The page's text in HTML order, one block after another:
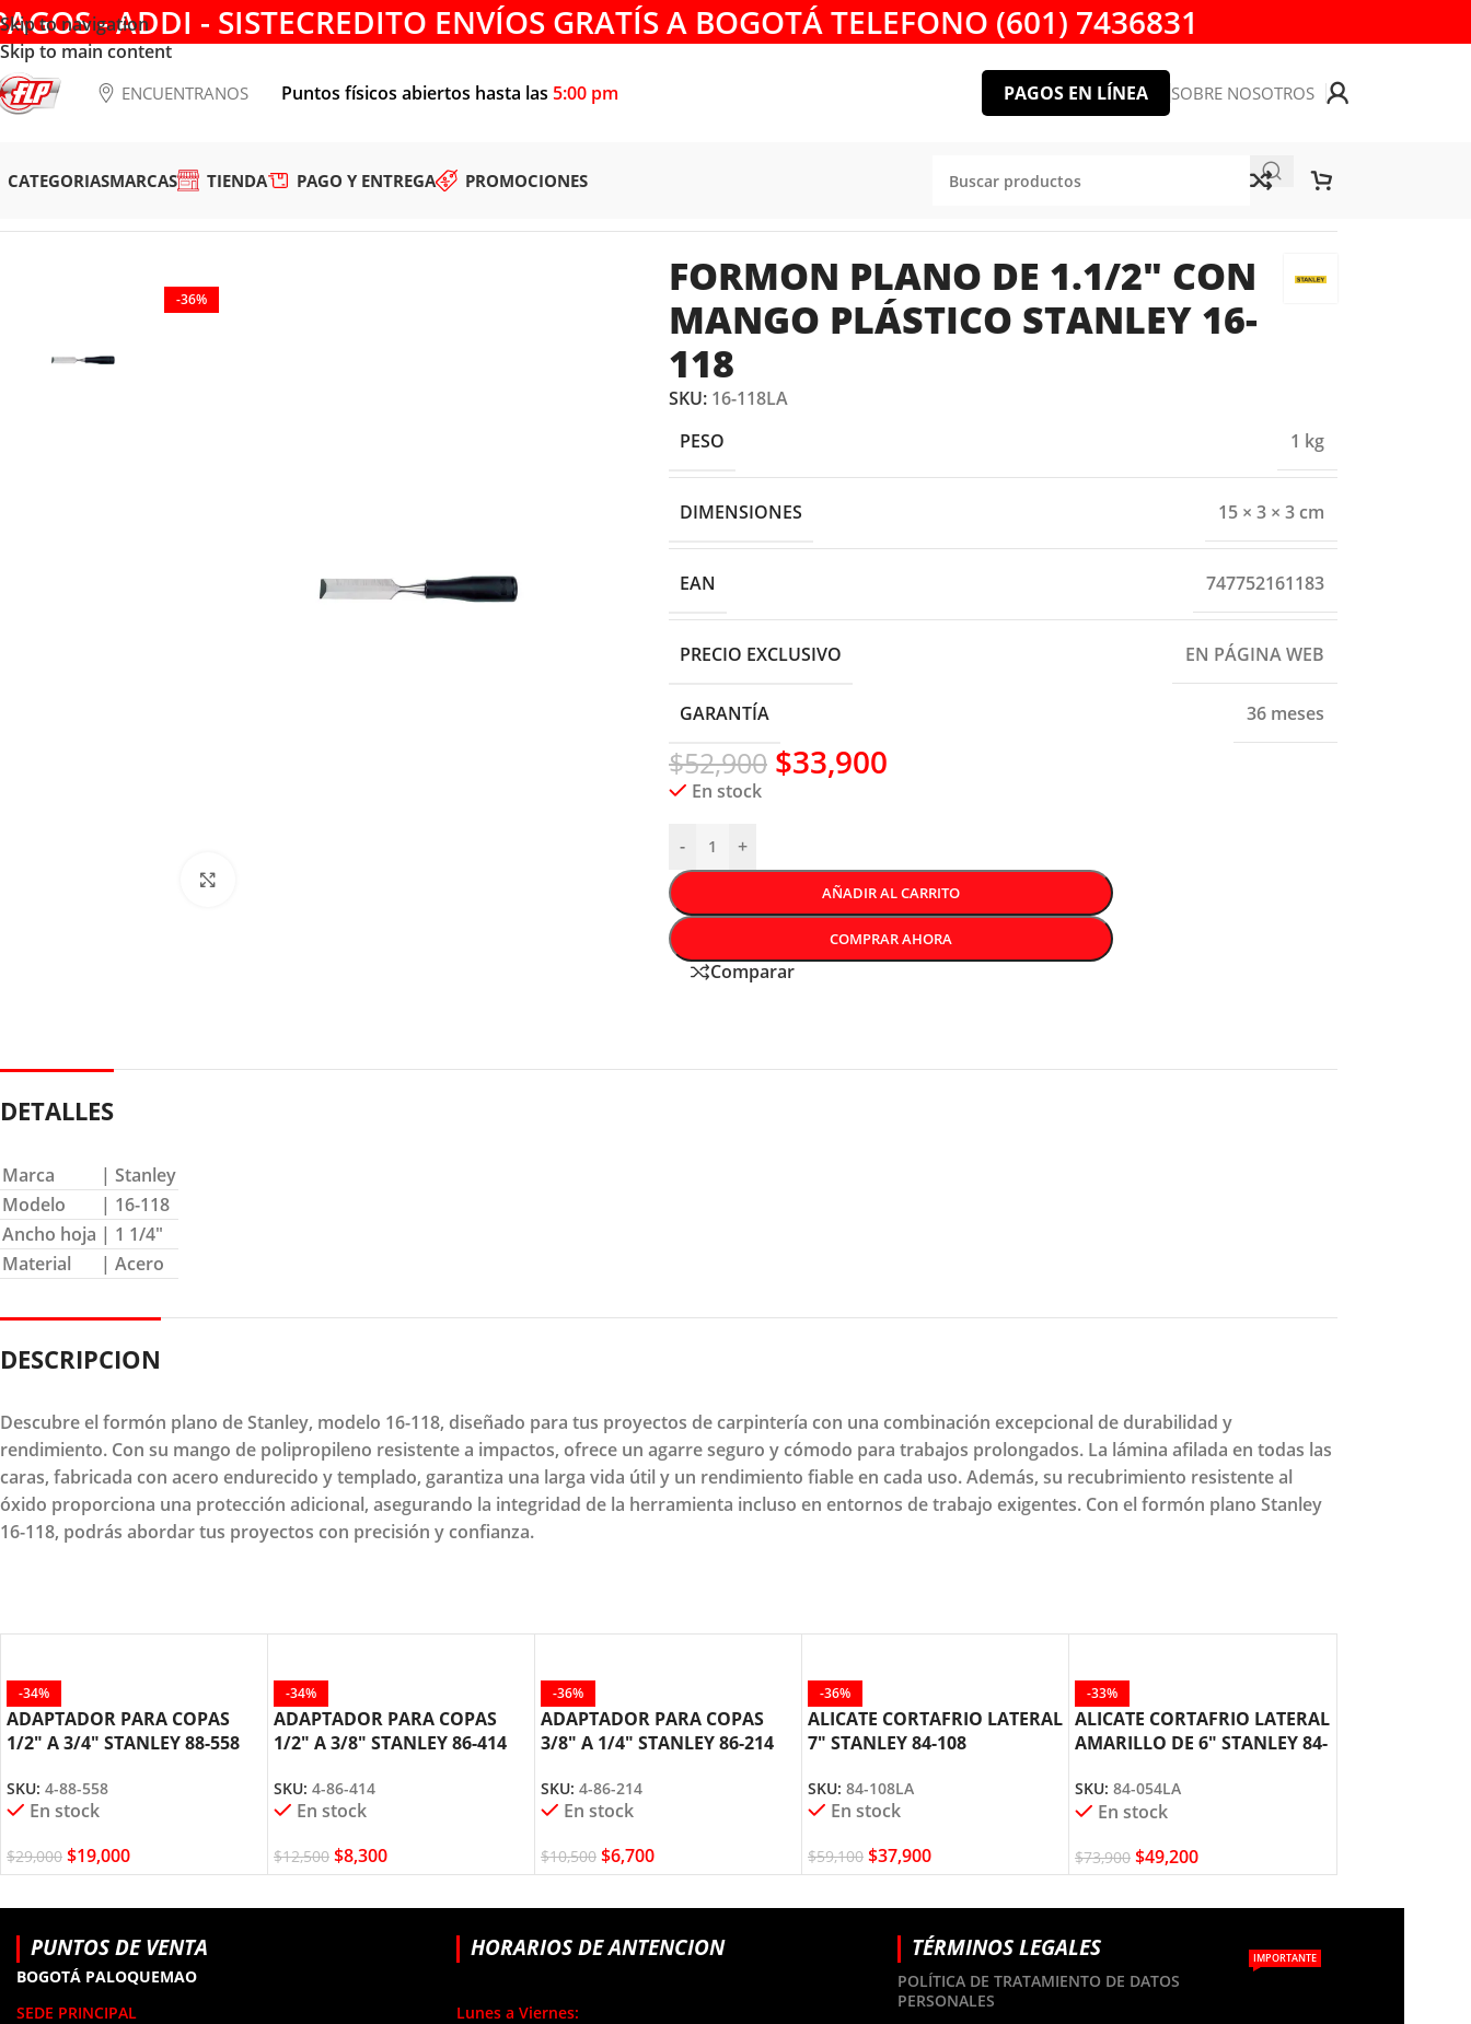
Skip to navigation
Skip to main content
- ADDI - SISTECREDITO ENVÍOS GRATÍS A BOGOTÁ TELEFONO (601) 7436831
ENCUENTRANOS Puntos físicos abiertos hasta las 5:00 pm PAGOS EN LÍNEA SOBRE NOSOTROS
CATEGORIASMARCAS TIENDA PAGO Y ENTREGA PROMOCIONES
-36%
FORMON PLANO DE 1.1/2″ CON
MANGO PLÁSTICO STANLEY 16-
118
SKU: 16-118LA
PESO
1 kg
DIMENSIONES 15 × 3 × 3 cm
EAN 747752161183
PRECIO EXCLUSIVO EN PÁGINA WEB
GARANTÍA 36 meses
$52,900 $33,900
En stock
- +
AÑADIR AL CARRITO
COMPRAR AHORA
Comparar
DETALLES
Marca
| Stanley
Modelo
| 16-118
Ancho hoja | 1 1/4″
Material
| Acero
DESCRIPCION
Descubre el formón plano de Stanley, modelo 16-118, diseñado para tus proyectos de carpintería con una combinación excepcional de durabilidad y
rendimiento. Con su mango de polipropileno resistente a impactos, ofrece un agarre seguro y cómodo para trabajos prolongados. La lámina afilada en todas las
caras, fabricada con acero endurecido y templado, garantiza una larga vida útil y un rendimiento fiable en cada uso. Además, su recubrimiento resistente al
óxido proporciona una protección adicional, asegurando la integridad de la herramienta incluso en entornos de trabajo exigentes. Con el formón plano Stanley
16-118, podrás abordar tus proyectos con precisión y confianza.
-34%
ADAPTADOR PARA COPAS
1/2″ A 3/4″ STANLEY 88-558
SKU: 4-88-558
En stock
$29,000 $19,000
-34%
ADAPTADOR PARA COPAS
1/2″ A 3/8″ STANLEY 86-414
SKU: 4-86-414
En stock
$12,500 $8,300
-36%
ADAPTADOR PARA COPAS
3/8″ A 1/4″ STANLEY 86-214
SKU: 4-86-214
En stock
$10,500 $6,700
-36%
ALICATE CORTAFRIO LATERAL
7″ STANLEY 84-108
SKU: 84-108LA
En stock
$59,100 $37,900
-33%
ALICATE CORTAFRIO LATERAL
AMARILLO DE 6″ STANLEY 84-
SKU: 84-054LA
En stock
$73,900 $49,200
PUNTOS DE VENTA
BOGOTÁ PALOQUEMAO
SEDE PRINCIPAL
HORARIOS DE ANTENCION
Lunes a Viernes:
TÉRMINOS LEGALES
POLÍTICA DE TRATAMIENTO DE DATOS
PERSONALES
IMPORTANTE